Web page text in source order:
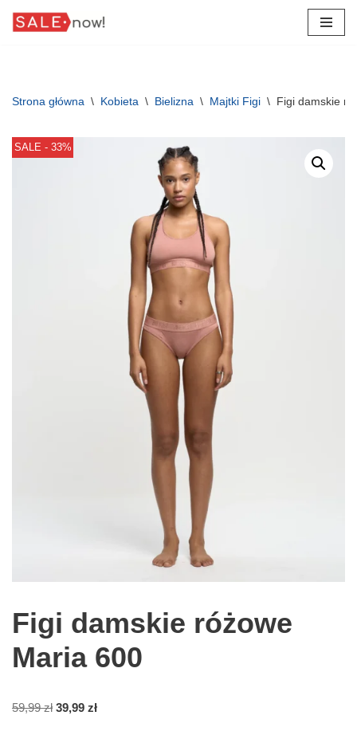
Strona główna \ Kobieta \ Bielizna \ Majtki Figi \ Figi damskie
SALE - 33%
Figi damskie różowe
Maria 600
59,99zł 39,99 zł